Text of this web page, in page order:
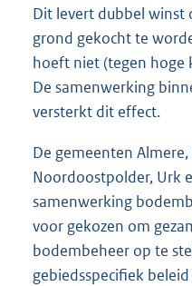
Dit levert dubbel winst
grond gekocht te
hoeft niet (tegen hoge
De samenwerking
versterkt dit effect.
De gemeenten
Noordoostpolder, Urk
samenwerking
voor gekozen om
bodembeheer op te
gebiedsspecifiek beleid